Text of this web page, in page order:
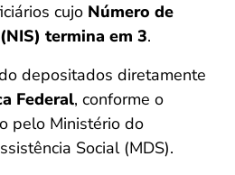
cujo Número de
termina em 3.
depositados diretamente
Federal, conforme o
pelo Ministério do
Social (MDS).